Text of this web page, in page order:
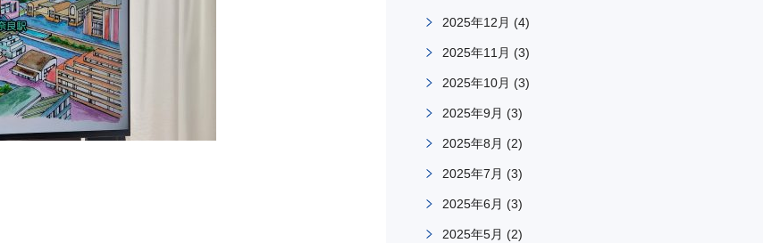
2025年12月 (4)
2025年11月 (3)
2025年10月 (3)
2025年9月 (3)
2025年8月 (2)
2025年7月 (3)
2025年6月 (3)
2025年5月 (2)